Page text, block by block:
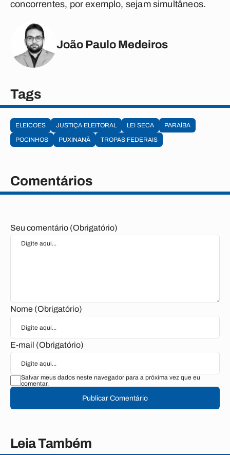
concorrentes, por exemplo, sejam simultâneos.
João Paulo Medeiros
Tags
ELEICOES JUSTIÇA ELEITORAL LEI SECA
PARAÍBA
POCINHOS
PUXINANÃ TROPAS FEDERAIS
Comentários
Seu comentário (Obrigatório)
Nome (Obrigatório)
E-mail (Obrigatório)
Salvar meus dados neste navegador para a próxima vez que eu
comentar.
Publicar Comentário
Leia Também